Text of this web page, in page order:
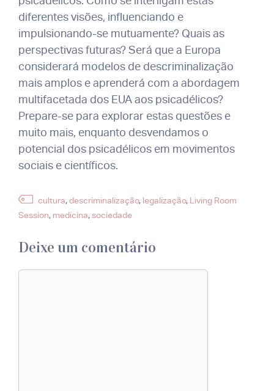
diferentes visões, influenciando e
impulsionando-se mutuamente? Quais as
perspectivas futuras? Será que a Europa
considerará modelos de descriminalização
mais amplos e aprenderá com a abordagem
multifacetada dos EUA aos psicadélicos?
Prepare-se para explorar estas questões e
muito mais, enquanto desvendamos o
potencial dos psicadélicos em movimentos
sociais e científicos.
Etiquetas
cultura,descriminalização, legalização, Living Room
Session, medicina,sociedade
Deixe um comentário